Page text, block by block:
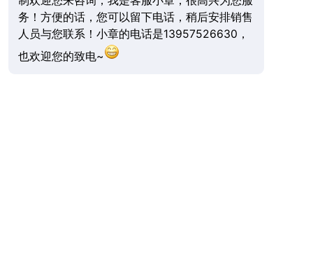
务！ 方便的话，您可以留下电话，稍后安排销售
人员与您联系！小章的电话是13957526630，
也欢迎您的致电~